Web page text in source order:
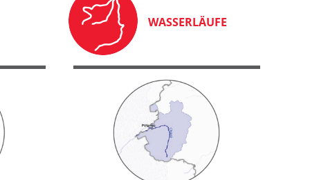
WASSERLÄUFE